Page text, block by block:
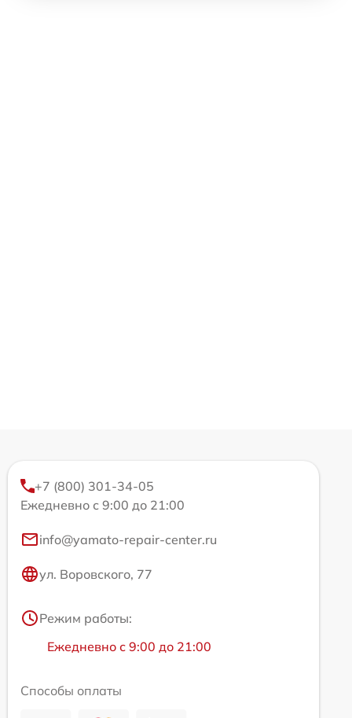
+7 (800) 301-34-05
Ежедневно с 9:00 до 21:00
info@yamato-repair-center.ru
ул. Воровского, 77
Режим работы:
Ежедневно с 9:00 до 21:00
Способы оплаты